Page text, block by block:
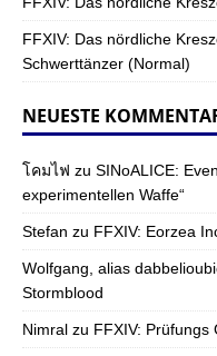
FFXIV: Das nördliche
Schwerttänzer (Normal)
NEUESTE
โคมไฟ zu SINoALICE:
experimentellen Waffe“
Stefan zu FFXIV: Eorzea
Wolfgang, alias
Stormblood
Nimral zu FFXIV: Prüfungs